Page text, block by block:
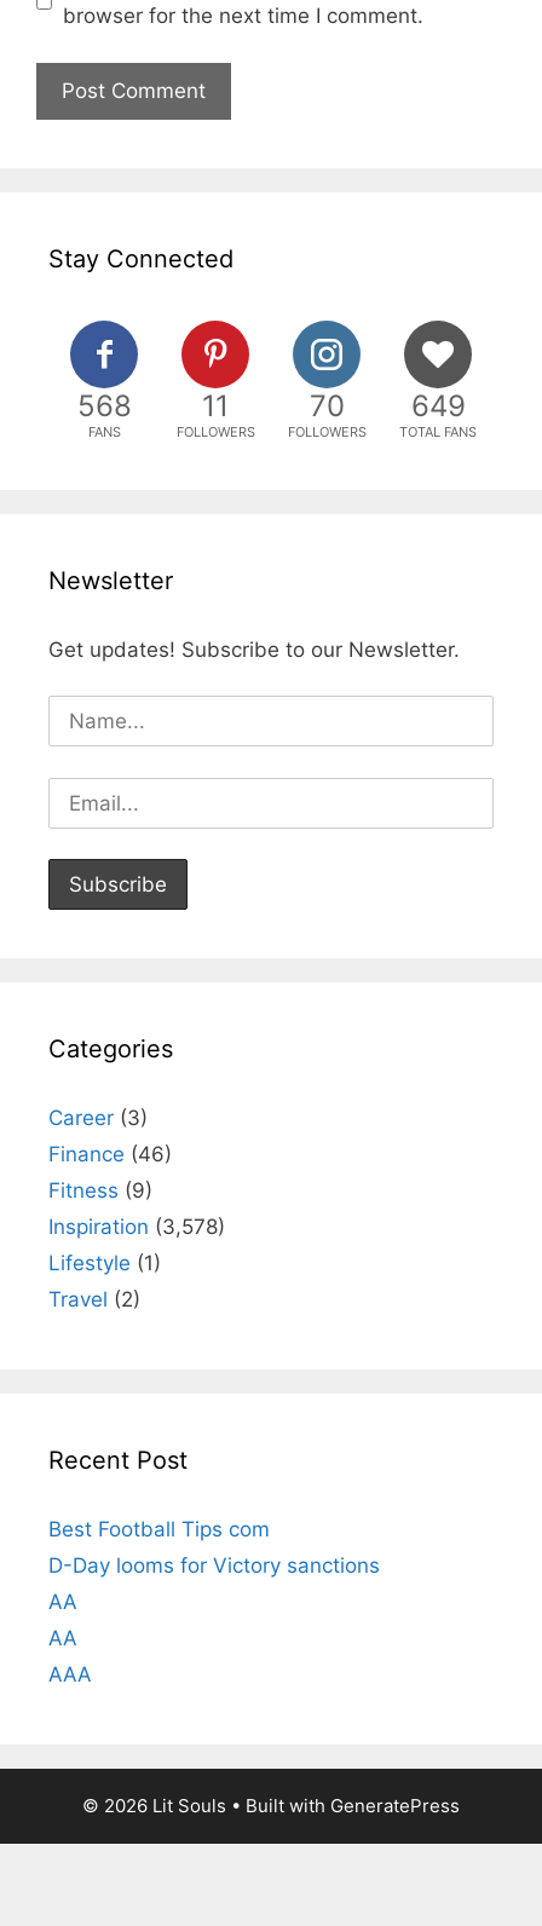
browser for the next time I comment.
Stay Connected
568
FANS
11
FOLLOWERS
70
FOLLOWERS
649
TOTAL FANS
Newsletter
Get updates! Subscribe to our Newsletter.
Categories
Career (3)
Finance (46)
Fitness (9)
Inspiration (3,578)
Lifestyle (1)
Travel (2)
Recent Post
Best Football Tips com
D-Day looms for Victory sanctions
AA
AA
AAA
© 2026 Lit Souls • Built with GeneratePress